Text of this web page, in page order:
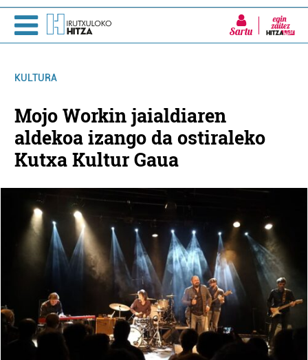
Sartu
KULTURA
Mojo Workin jaialdiaren
aldekoa izango da ostiraleko
Kutxa Kultur Gaua